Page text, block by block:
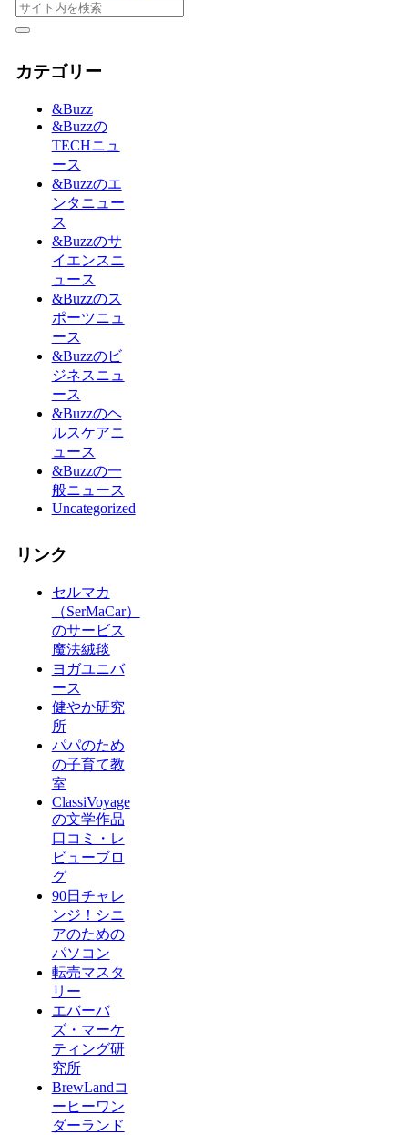
カテゴリー
&Buzz
&Buzzの
TECHニュ
ース
&Buzzのエ
ンタニュー
ス
&Buzzのサ
イエンスニ
ュース
&Buzzのス
ポーツニュ
ース
&Buzzのビ
ジネスニュ
ース
&Buzzのヘ
ルスケアニ
ュース
&Buzzの一
般ニュース
Uncategorized
リンク
セルマカ
（SerMaCar）
のサービス
魔法絨毯
ヨガユニバ
ース
健やか研究
所
パパのため
の子育て教
室
ClassiVoyage
の文学作品
口コミ・レ
ビューブロ
グ
90日チャレ
ンジ！シニ
アのための
パソコン
転売マスタ
リー
エバーバ
ズ・マーケ
ティング研
究所
BrewLandコ
ーヒーワン
ダーランド